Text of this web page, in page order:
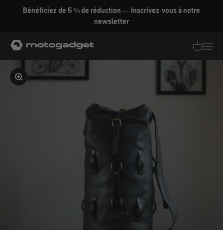
Aller au contenu
Bénéficiez de 5 % de réduction — Inscrivez-vous à notre
newsletter
motogadget GmbH
Agrandir l'image